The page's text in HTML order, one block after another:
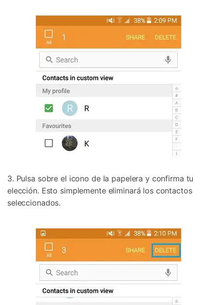
3. Pulsa sobre el icono de la papelera y confirma tu
elección. Esto simplemente eliminará los contactos
seleccionados.